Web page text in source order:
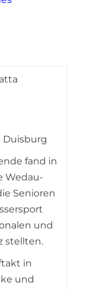
Duisburg
fand in
Wedau-
Senioren
und
stellten.
in
und